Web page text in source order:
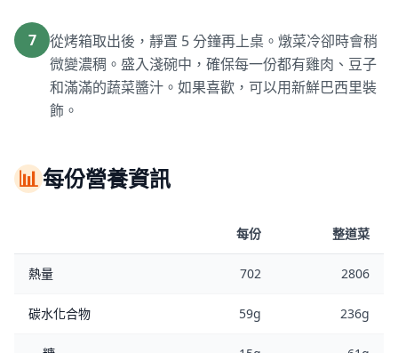
7
從烤箱取出後，靜置 5 分鐘再上桌。燉菜冷卻時會稍
微變濃稠。盛入淺碗中，確保每一份都有雞肉、豆子
和滿滿的蔬菜醬汁。如果喜歡，可以用新鮮巴西里裝
飾。
📊每份營養資訊
每份 整道菜
熱量 702 2806
碳水化合物 59g 236g